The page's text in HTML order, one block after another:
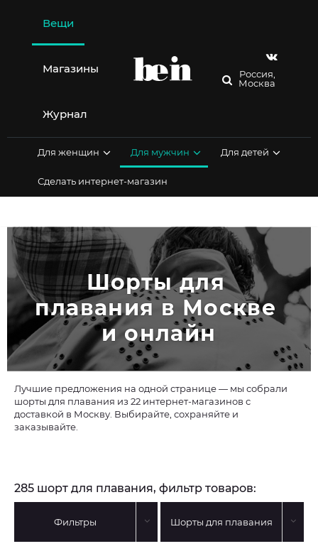
содержимому
Вещи
Магазины
Журнал
Россия,
Москва
Для женщин Для мужчин Для детей
Сделать интернет-магазин
Шорты для
плавания в Москве
и онлайн
Лучшие предложения на одной странице — мы собрали
шорты для плавания из 22 интернет-магазинов с
доставкой в Москву. Выбирайте, сохраняйте и
заказывайте.
285 шорт для плавания, фильтр товаров:
Фильтры Шорты для плавания